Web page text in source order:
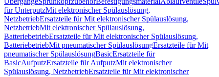
für UnterputzMit elektronischer Spülauslösung,
NetzbetriebErsatzteile für Mit elektronischer Spülauslösung,
NetzbetriebMit elektronischer Spülauslösung,
BatteriebetriebErsatzteile für Mit elektronischer Spülauslösung,
BatteriebetriebMit pneumatischer SpülauslösungErsatzteile für Mit
pneumatischer SpülauslösungBasicErsatzteile für
BasicAufputzErsatzteile für AufputzMit elektronischer
Spülauslösung, NetzbetriebErsatzteile für Mit elektronischer